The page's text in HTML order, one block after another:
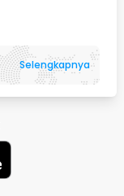
Selengkapnya